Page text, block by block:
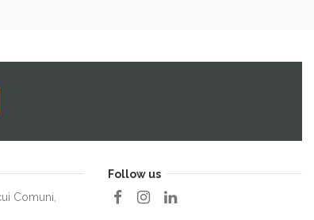
Comuni,
Follow us